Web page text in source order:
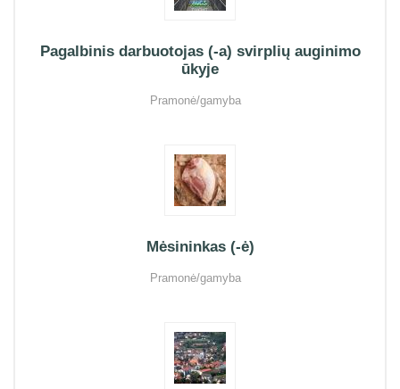
Pagalbinis darbuotojas (-a) svirplių auginimo
ūkyje
Pramonė/gamyba
Mėsininkas (-ė)
Pramonė/gamyba